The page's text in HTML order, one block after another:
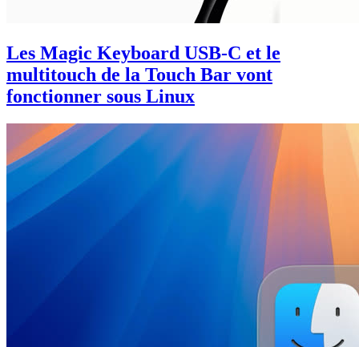
Les Magic Keyboard USB-C et le
multitouch de la Touch Bar vont
fonctionner sous Linux